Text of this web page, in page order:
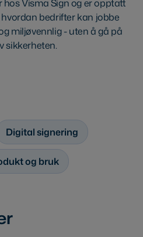
hos Visma Sign og er opptatt
bedrifter kan jobbe
miljøvennlig - uten å gå på
sikkerheten.
Digital signering
og bruk